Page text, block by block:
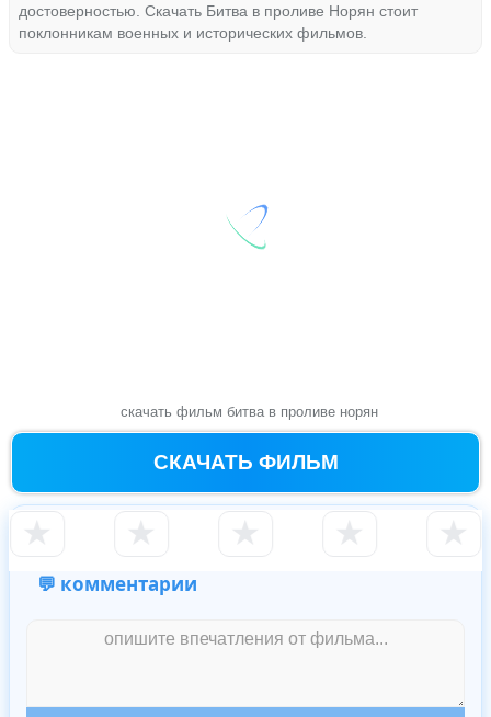
достоверностью. Скачать Битва в проливе Норян стоит
поклонникам военных и исторических фильмов.
скачать фильм битва в проливе норян
СКАЧАТЬ ФИЛЬМ
★ ★ ★ ★ ★
💬 комментарии